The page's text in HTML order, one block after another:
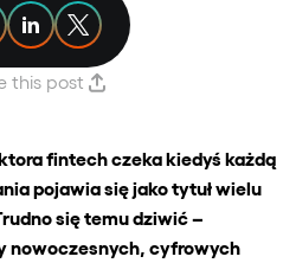
this post
article on Facebook
Share article on Linkedin
Share article on X
fintechczeka kiedyś każdą
pojawia się jako tytuł wielu
się temu dziwić –
nowoczesnych, cyfrowych